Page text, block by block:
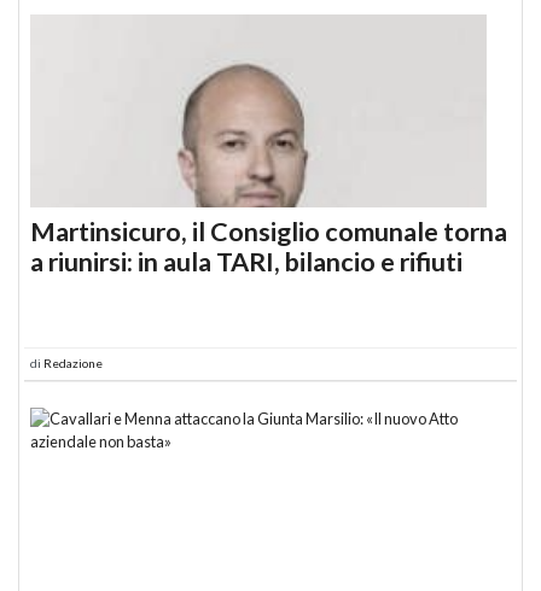
Martinsicuro, il Consiglio comunale torna
a riunirsi: in aula TARI, bilancio e rifiuti
di Redazione